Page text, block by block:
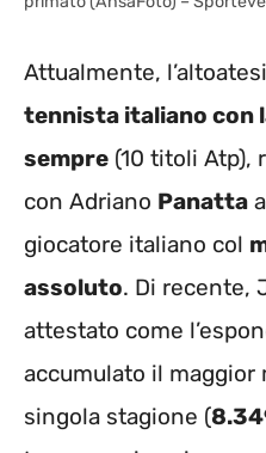
Attualmente,
tennista italiano con
sempre (10 titoli Atp),
con Adriano Panatta
giocatore italiano col
assoluto. Di recente,
attestato come
accumulato il
singola stagione (